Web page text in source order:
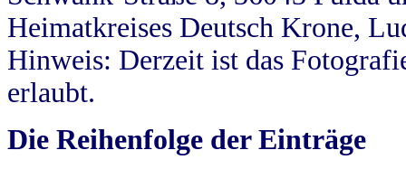
Heimatkreises Deutsch Krone,
Hinweis: Derzeit ist das
erlaubt.
Die Reihenfolge der Einträge